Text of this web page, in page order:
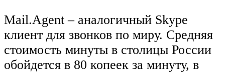
Mail.Agent – аналогичный Skype
клиент для звонков по миру. Средняя
стоимость минуты в столицы России
обойдется в 80 копеек за минуту, в